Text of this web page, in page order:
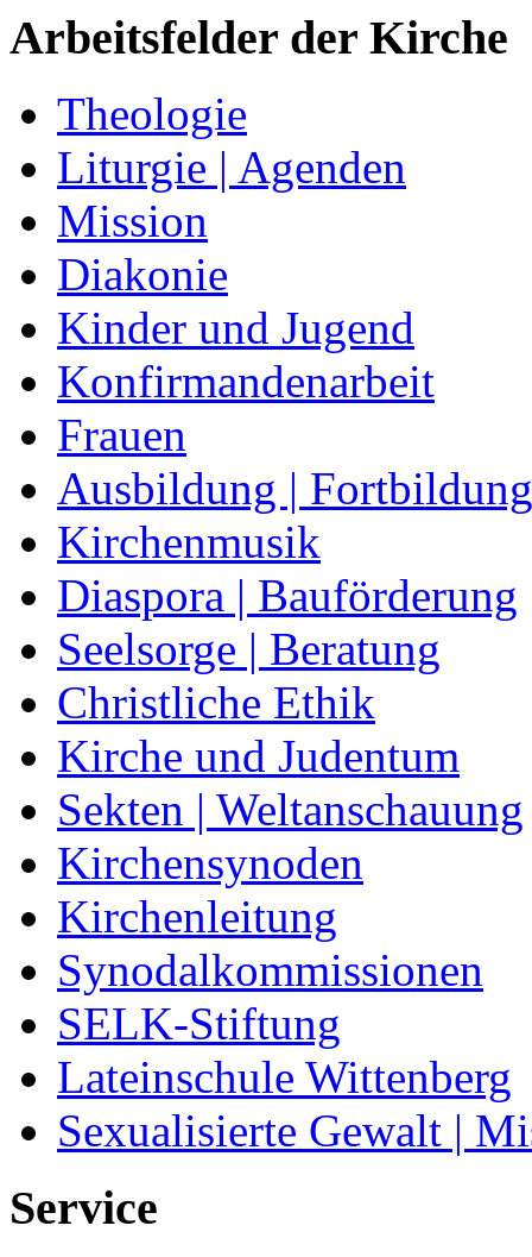
Arbeitsfelder der Kirche
Theologie
Liturgie | Agenden
Mission
Diakonie
Kinder und Jugend
Konfirmandenarbeit
Frauen
Ausbildung | Fortbildung
Kirchenmusik
Diaspora | Bauförderung
Seelsorge | Beratung
Christliche Ethik
Kirche und Judentum
Sekten | Weltanschauung
Kirchensynoden
Kirchenleitung
Synodalkommissionen
SELK-Stiftung
Lateinschule Wittenberg
Sexualisierte Gewalt |
Service